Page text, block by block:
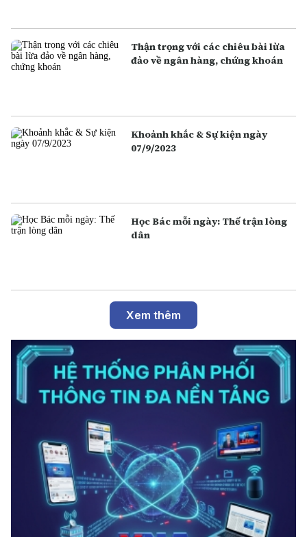
Thận trọng với các chiêu bài lừa
đảo về ngân hàng, chứng khoán
Khoảnh khắc & Sự kiện ngày
07/9/2023
Học Bác mỗi ngày: Thế trận lòng
dân
Xem thêm